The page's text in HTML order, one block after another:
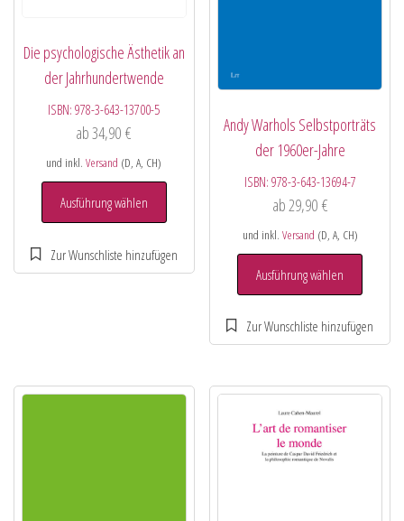
Die psychologische Ästhetik an
der Jahrhundertwende
ISBN:978-3-643-13700-5
ab34,90€
und inkl.Versand (D, A, CH)
Ausführung wählen
Andy Warhols Selbstporträts
der 1960er-Jahre
ISBN: 978-3-643-13694-7
ab 29,90 €
und inkl. Versand (D, A, CH)
Ausführung wählen